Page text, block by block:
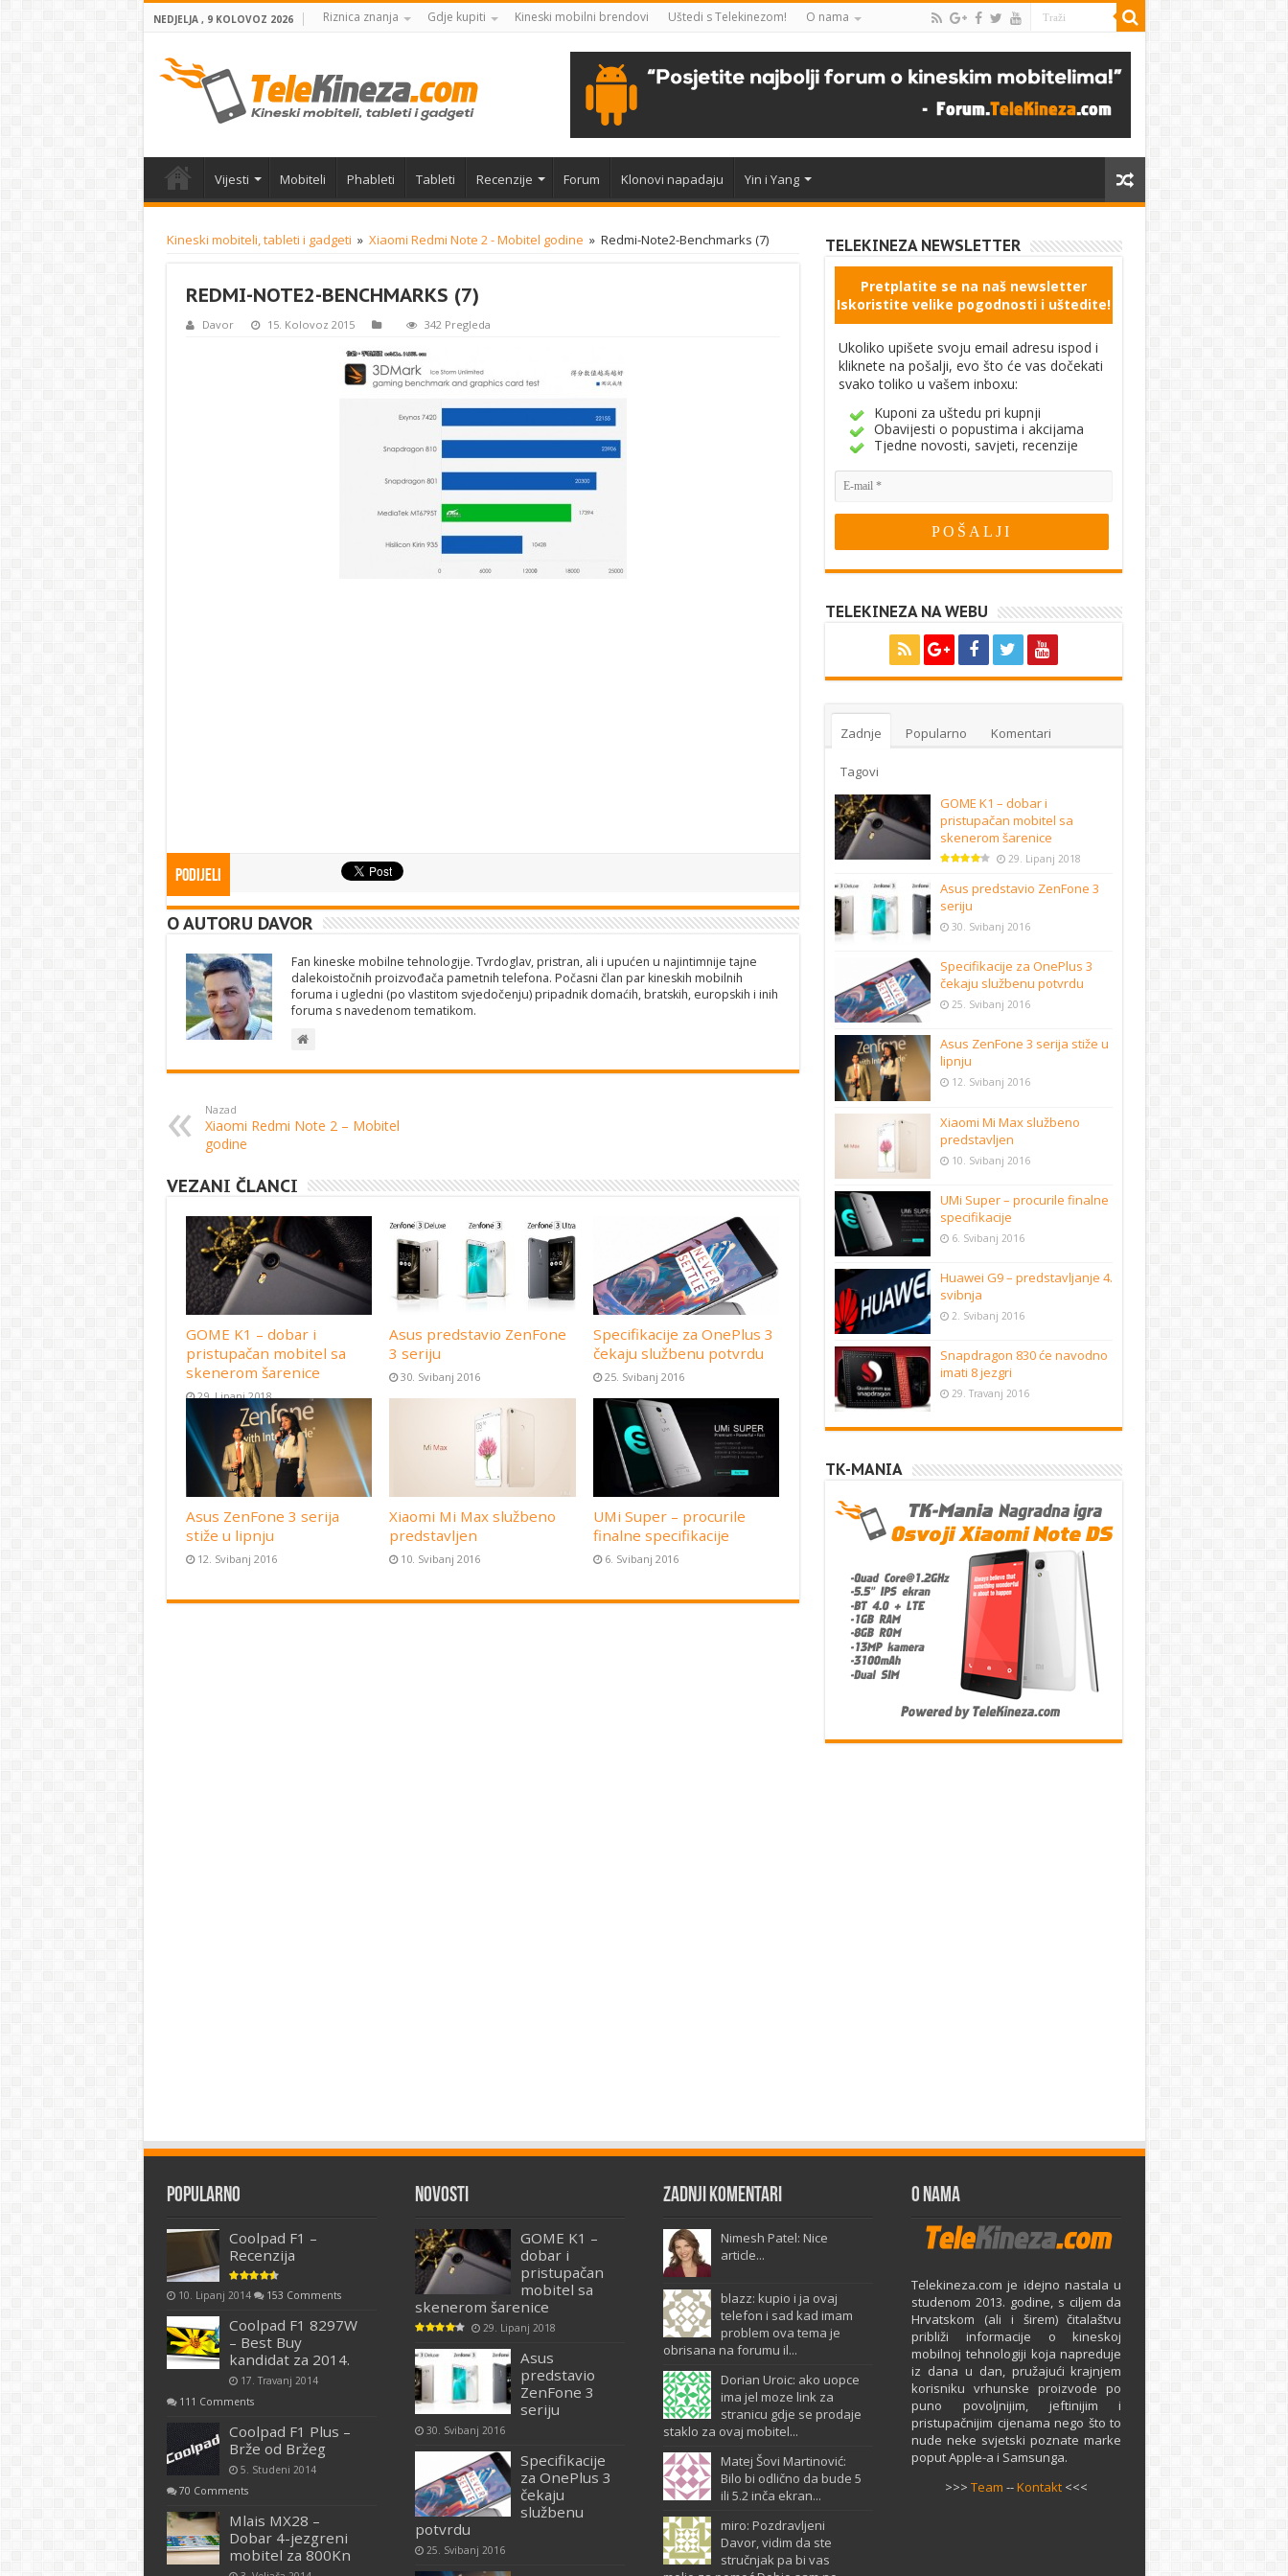
NEDJELJA , 9 KOLOVOZ 2026 Riznica znanja Gdje kupiti Kineski mobilni brendovi Uštedi s Telekinezom! O nama
Vijesti Mobiteli Phableti Tableti Recenzije Forum Klonovi napadaju Yin i Yang
Kineski mobiteli, tableti i gadgeti » Xiaomi Redmi Note 2 - Mobitel godine » Redmi-Note2-Benchmarks (7)
REDMI-NOTE2-BENCHMARKS (7)
Davor 15. Kolovoz 2015 342 Pregleda
Podijeli
O AUTORU DAVOR
Fan kineske mobilne tehnologije. Tvrdoglav, pristran, ali i upućen u najintimnije tajne
dalekoistočnih proizvođača pametnih telefona. Počasni član par kineskih mobilnih
foruma i ugledni (po vlastitom svjedočenju) pripadnik domaćih, bratskih, europskih i inih
foruma s navedenom tematikom.
Nazad
Xiaomi Redmi Note 2 – Mobitel
godine
VEZANI ČLANCI
GOME K1 – dobar i
pristupačan mobitel sa
skenerom šarenice
29. Lipanj 2018
Asus predstavio ZenFone
3 seriju
30. Svibanj 2016
Specifikacije za OnePlus 3
čekaju službenu potvrdu
25. Svibanj 2016
Asus ZenFone 3 serija
stiže u lipnju
12. Svibanj 2016
Xiaomi Mi Max službeno
predstavljen
10. Svibanj 2016
UMi Super – procurile
finalne specifikacije
6. Svibanj 2016
TELEKINEZA NEWSLETTER
Pretplatite se na naš newsletter
Iskoristite velike pogodnosti i uštedite!
Ukoliko upišete svoju email adresu ispod i
kliknete na pošalji, evo što će vas dočekati
svako toliko u vašem inboxu:
Kuponi za uštedu pri kupnji
Obavijesti o popustima i akcijama
Tjedne novosti, savjeti, recenzije
TELEKINEZA NA WEBU
Zadnje Popularno Komentari
Tagovi
GOME K1 – dobar i
pristupačan mobitel sa
skenerom šarenice
29. Lipanj 2018
Asus predstavio ZenFone 3
seriju
30. Svibanj 2016
Specifikacije za OnePlus 3
čekaju službenu potvrdu
25. Svibanj 2016
Asus ZenFone 3 serija stiže u
lipnju
12. Svibanj 2016
Xiaomi Mi Max službeno
predstavljen
10. Svibanj 2016
UMi Super – procurile finalne
specifikacije
6. Svibanj 2016
Huawei G9 – predstavljanje 4.
svibnja
2. Svibanj 2016
Snapdragon 830 će navodno
imati 8 jezgri
29. Travanj 2016
TK-MANIA
Popularno
Coolpad F1 –
Recenzija
10. Lipanj 2014 153 Comments
Coolpad F1 8297W
– Best Buy
kandidat za 2014.
17. Travanj 2014
111 Comments
Coolpad F1 Plus –
Brže od Bržeg
5. Studeni 2014
70 Comments
Mlais MX28 –
Dobar 4-jezgreni
mobitel za 800Kn
Novosti
GOME K1 –
dobar i
pristupačan
mobitel sa
skenerom šarenice
29. Lipanj 2018
Asus
predstavio
ZenFone 3
seriju
30. Svibanj 2016
Specifikacije
za OnePlus 3
čekaju
službenu
potvrdu
25. Svibanj 2016
Zadnji komentari
Nimesh Patel: Nice
article...
blazz: kupio i ja ovaj
telefon i sad kad imam
problem ova tema je
obrisana na forumu il...
Dorian Uroic: ako uopce
ima jel moze link za
stranicu gdje se prodaje
staklo za ovaj mobitel...
Matej Šovi Martinović:
Bilo bi odlično da bude 5
ili 5.2 inča ekran...
miro: Pozdravljeni
Davor, vidim da ste
stručnjak pa bi vas
O Nama
Telekineza.com je idejno nastala u
studenom 2013. godine, s ciljem da
Hrvatskom (ali i širem) čitalaštvu
približi informacije o kineskoj
mobilnoj tehnologiji koja napreduje
iz dana u dan, pružajući krajnjem
korisniku vrhunske proizvode po
puno povoljnijim, jeftinijim i
pristupačnijim cijenama nego što to
nude neke svjetski poznate marke
poput Apple-a i Samsunga.
>>>Team --Kontakt <<<